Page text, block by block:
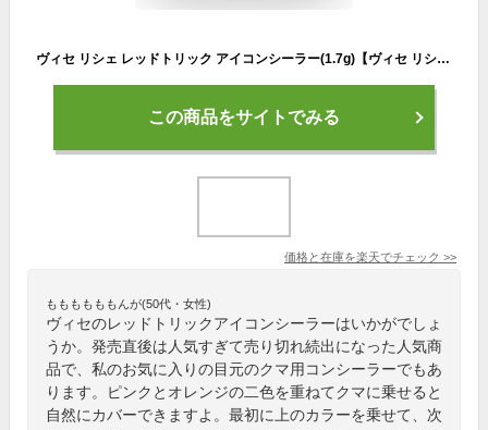
ヴィセ リシェ レッドトリック アイコンシーラー(1.7g)【ヴィセ リシェ】[コンシーラー オレンジ 赤 目もと用コンシーラー]
この商品をサイトでみる
価格と在庫を楽天でチェック >>
ももももももんが(50代・女性)
ヴィセのレッドトリックアイコンシーラーはいかがでしょ
うか。発売直後は人気すぎて売り切れ続出になった人気商
品で、私のお気に入りの目元のクマ用コンシーラーでもあ
ります。ピンクとオレンジの二色を重ねてクマに乗せると
自然にカバーできますよ。最初に上のカラーを乗せて、次